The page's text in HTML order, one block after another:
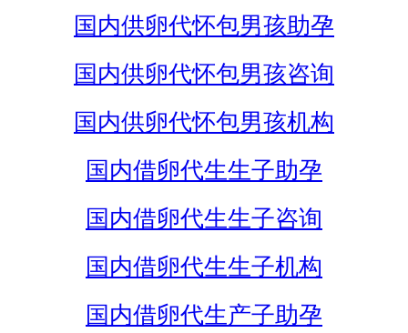
国内供卵代怀包男孩助孕
国内供卵代怀包男孩咨询
国内供卵代怀包男孩机构
国内借卵代生生子助孕
国内借卵代生生子咨询
国内借卵代生生子机构
国内借卵代生产子助孕